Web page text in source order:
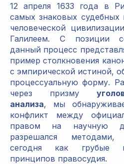
12 апреля 1633 года в
самых знаковых судебных
человеческой
Галилеем. С позиции
данный процесс
пример столкновения
с эмпирической истиной,
процессуальную форму.
через призму
анализа, мы
конфликт между
правом на научную
разрешался методами,
сегодня как грубые
принципов правосудия.